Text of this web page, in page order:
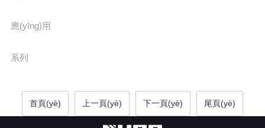
應(yīng)用
系列
首頁(yè) 上一頁(yè) 下一頁(yè) 尾頁(yè)